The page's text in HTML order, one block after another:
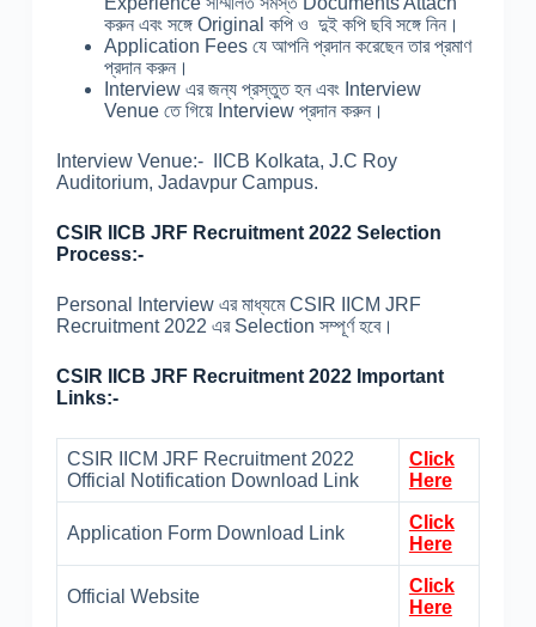
করুন এবং সঙ্গে Original কপি ও দুই কপি ছবি সঙ্গে নিন।
Application Fees যে আপনি প্রদান করেছেন তার প্রমাণ
প্রদান করুন।
Interview এর জন্য প্রস্তুত হন এবং Interview
Venue তে গিয়ে Interview প্রদান করুন।
Interview Venue:- IICB Kolkata, J.C Roy
Auditorium, Jadavpur Campus.
CSIR IICB JRF Recruitment 2022 Selection
Process:-
Personal Interview এর মাধ্যমে CSIR IICM JRF
Recruitment 2022 এর Selection সম্পূর্ণ হবে।
CSIR IICB JRF Recruitment 2022 Important
Links:-
CSIR IICM JRF Recruitment 2022
Official Notification Download Link
Click
Here
Application Form Download Link
Click
Here
Official Website
Click
Here